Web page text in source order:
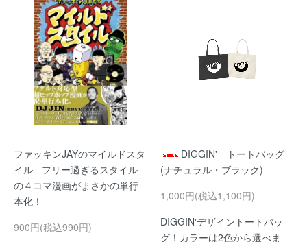
ファッキンJAYのマイルドスタ
イル - フリー過ぎるスタイル
の４コマ漫画がまさかの単行
本化！
900円(税込990円)
DIGGIN' トートバッグ
(ナチュラル・ブラック)
1,000円(税込1,100円)
DIGGIN'デザイントートバッ
グ！カラーは2色から選べま